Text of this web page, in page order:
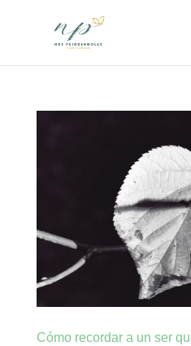
Cómo recordar a un ser